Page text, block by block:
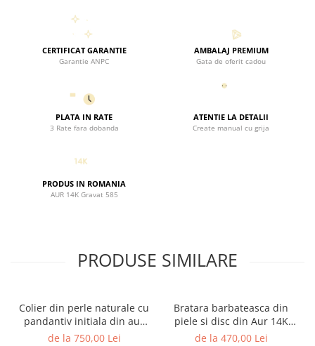
asigura uniformitate si calitate superioara. Acestea sunt
insirate cu grija, iar sistemul de inchidere este montat astfel
incat sa ofere siguranta si confort in purtare.
Rezultatul este o bijuterie realizata cu
maiestrie si suflet
Specificatii tehnice
- Perle: perle naturale de cultura, calitate AAA+
- Dimensiune perle: 3–4 mm, forma aproape perfect rotunda
- Material pandantiv: Aur 14K
Fiecare bijuterie Black Swan Bijoux este livrata in
CERTIFICAT GARANTIE
Garantie ANPC
AMBALAJ PREMIUM
Gata de oferit cadou
PLATA IN RATE
3 Rate fara dobanda
ATENTIE LA DETALII
Create manual cu grija
PRODUS IN ROMANIA
AUR 14K Gravat 585
PRODUSE SIMILARE
Colier din perle naturale cu
pandantiv initiala din aur
14K si bilute din aur 14K de
de la 750,00 Lei
Bratara barbateasca din
piele si disc din Aur 14K
gravat "Nihil sine Deo" /
de la 470,00 Lei